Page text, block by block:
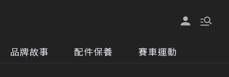
品牌故事 配件保養 賽車運動